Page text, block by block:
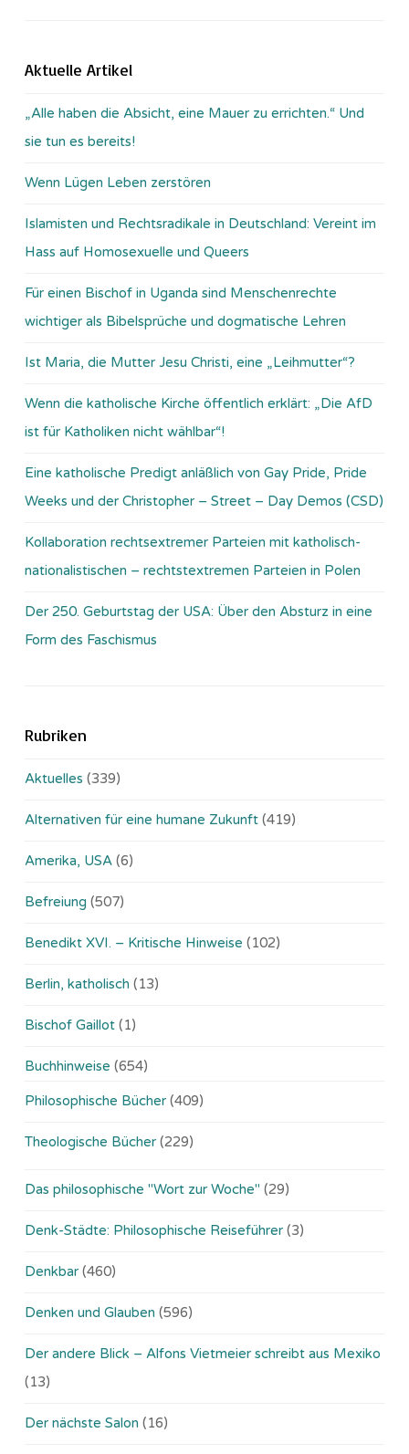
Aktuelle Artikel
„Alle haben die Absicht, eine Mauer zu errichten.“ Und
sie tun es bereits!
Wenn Lügen Leben zerstören
Islamisten und Rechtsradikale in Deutschland: Vereint im
Hass auf Homosexuelle und Queers
Für einen Bischof in Uganda sind Menschenrechte
wichtiger als Bibelsprüche und dogmatische Lehren
Ist Maria, die Mutter Jesu Christi, eine „Leihmutter“?
Wenn die katholische Kirche öffentlich erklärt: „Die AfD
ist für Katholiken nicht wählbar“!
Eine katholische Predigt anläßlich von Gay Pride, Pride
Weeks und der Christopher – Street – Day Demos (CSD)
Kollaboration rechtsextremer Parteien mit katholisch-
nationalistischen – rechtstextremen Parteien in Polen
Der 250. Geburtstag der USA: Über den Absturz in eine
Form des Faschismus
Rubriken
Aktuelles (339)
Alternativen für eine humane Zukunft (419)
Amerika, USA (6)
Befreiung (507)
Benedikt XVI. – Kritische Hinweise (102)
Berlin, katholisch (13)
Bischof Gaillot (1)
Buchhinweise (654)
Philosophische Bücher (409)
Theologische Bücher (229)
Das philosophische "Wort zur Woche" (29)
Denk-Städte: Philosophische Reiseführer (3)
Denkbar (460)
Denken und Glauben (596)
Der andere Blick – Alfons Vietmeier schreibt aus Mexiko
(13)
Der nächste Salon (16)